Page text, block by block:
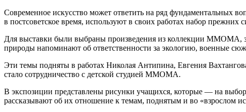
Современное искусство может ответить на ряд фундаментальных
в постсоветское время, используют в своих работах набор прежних
Для выставки были выбраны произведения из коллекции ММОМА,
природы напоминают об ответственности за экологию, военные
Эти темы подняты в работах Николая Антипина, Евгения
стало сотрудничество с детской студией ММОМА.
В экспозиции представлены рисунки учащихся, которые — на
рассказывают об их отношение к темам, поднятым и во «взрослом